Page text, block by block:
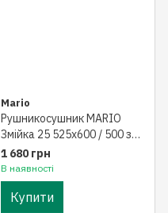
Mario
Рушникосушник MARIO
Змійка 25 525х600 / 500 з
кільцями
1 680 грн
В наявності
Купити